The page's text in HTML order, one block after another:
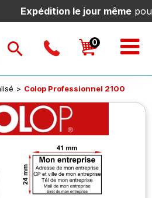
le jour même pour toute
> Colop Professionnel 2100